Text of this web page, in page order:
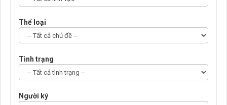
Thể loại
Tình trạng
Người ký